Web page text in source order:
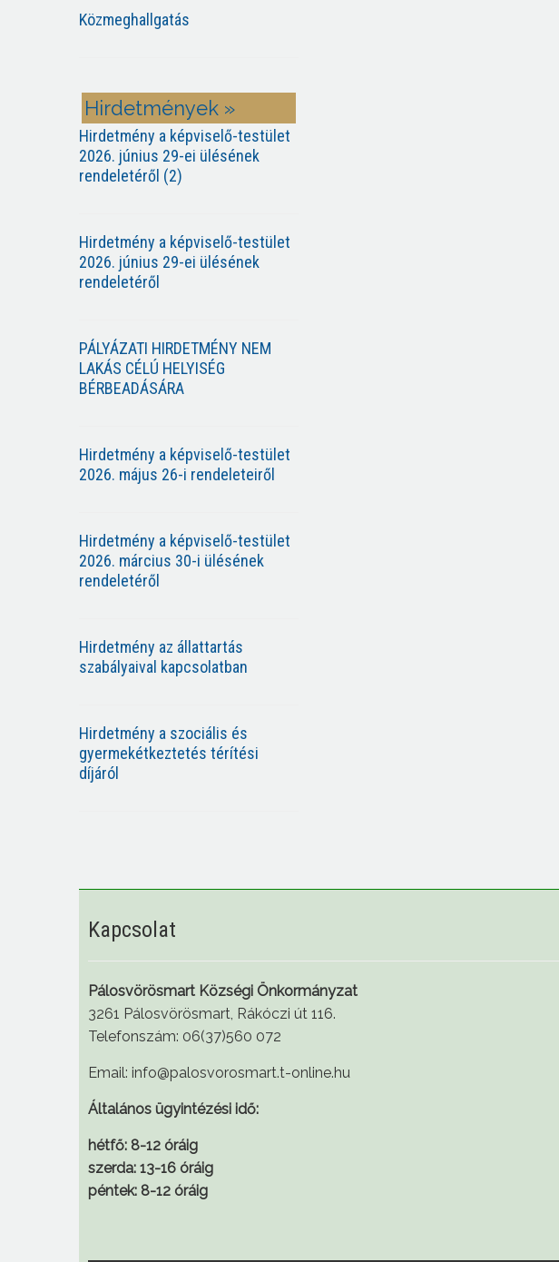
Közmeghallgatás
Hirdetmények »
Hirdetmény a képviselő-testület
2026. június 29-ei ülésének
rendeletéről (2)
Hirdetmény a képviselő-testület
2026. június 29-ei ülésének
rendeletéről
PÁLYÁZATI HIRDETMÉNY NEM
LAKÁS CÉLÚ HELYISÉG
BÉRBEADÁSÁRA
Hirdetmény a képviselő-testület
2026. május 26-i rendeleteiről
Hirdetmény a képviselő-testület
2026. március 30-i ülésének
rendeletéről
Hirdetmény az állattartás
szabályaival kapcsolatban
Hirdetmény a szociális és
gyermekétkeztetés térítési
díjáról
Kapcsolat
Pálosvörösmart Községi Önkormányzat
3261 Pálosvörösmart, Rákóczi út 116.
Telefonszám: 06(37)560 072
Email: info@palosvorosmart.t-online.hu
Általános ügyintézési idő:
hétfő: 8-12 óráig
szerda: 13-16 óráig
péntek: 8-12 óráig